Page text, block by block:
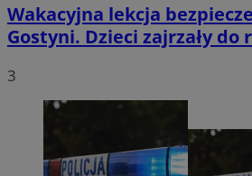
Wakacyjna lekcja
Gostyni. Dzieci zajrzały do
3